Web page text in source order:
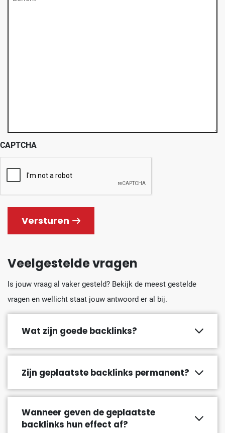
CAPTCHA
Versturen
Veelgestelde vragen
Is jouw vraag al vaker gesteld? Bekijk de meest gestelde
vragen en wellicht staat jouw antwoord er al bij.
Wat zijn goede backlinks?
Zijn geplaatste backlinks permanent?
Wanneer geven de geplaatste
backlinks hun effect af?